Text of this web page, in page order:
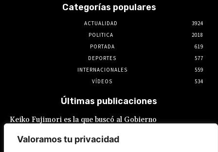
Valoramos tu privacidad
Categorías populares
ACTUALIDAD
3924
POLITICA
2018
PORTADA
619
DEPORTES
577
INTERNACIONALES
559
VÍDEOS
534
Últimas publicaciones
Keiko Fujimori es la que buscó al Gobierno
relaciones, reveló Claudia Sheinbaum